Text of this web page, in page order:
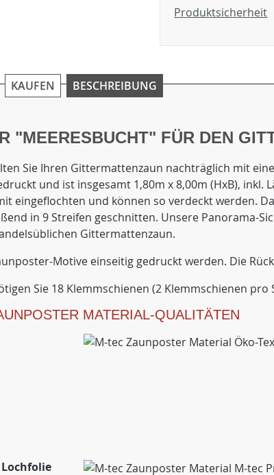
Produktsicherheit
KAUFEN BESCHREIBUNG
"MEERESBUCHT" FÜR DEN
Sie Ihren Gittermattenzaun nachträglich mit
und ist insgesamt 1,80m x 8,00m (HxB), inkl.
und können so verdeckt werden.
in 9 Streifen geschnitten. Unsere Panorama-
Gittermattenzaun.
Motive einseitig gedruckt werden. Die
Sie 18 Klemmschienen (2 Klemmschienen
MATERIAL-QUALITÄTEN